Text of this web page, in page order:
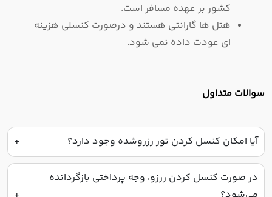
کشور بر عهده مسافر است.
هتل ها گارانتی هستند و درصورت کنسلی هزینه
ای عودت داده نمی شود.
سوالات متداول
آیا امکان کنسل کردن تور رزروشده وجود دارد؟
در صورت کنسل کردن ررزو، وجه پرداختی بازگردانده